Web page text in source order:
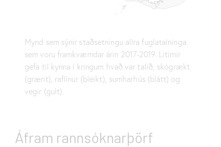
Mynd sem sýnir staðsetningu allra fuglatalninga
sem voru framkvæmdar árin 2017-2019. Litirnir
gefa til kynna í kringum hvað var talið, skógrækt
(grænt), raflínur (bleikt), sumharhús (blátt) og
vegir (gult).
Áfram rannsóknarþörf